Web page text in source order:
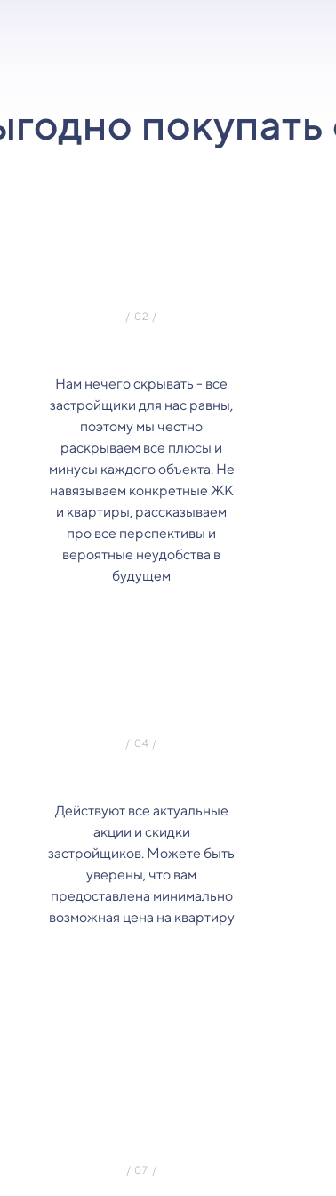
покупать
Нам нечего скрывать - все
застройщики для нас равны,
поэтому мы честно
раскрываем все плюсы и
минусы каждого объекта. Не
навязываем конкретные ЖК
и квартиры, рассказываем
про все перспективы и
вероятные неудобства в
будущем
Действуют все актуальные
акции и скидки
застройщиков. Можете быть
уверены, что вам
предоставлена минимально
возможная цена на квартиру